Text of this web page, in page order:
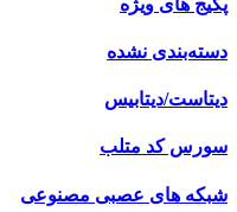
دسته‌بندی نشده
دیتاست/دیتابیس
سورس کد متلب
شبکه های عصبی مصنوعی